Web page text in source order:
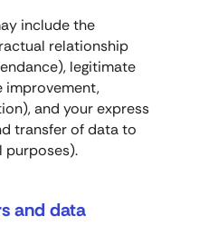
include the
relationship
legitimate
improvement,
and your express
transfer of data to
purposes).
and data